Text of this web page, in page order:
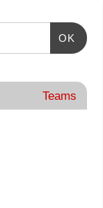
OK
Teams